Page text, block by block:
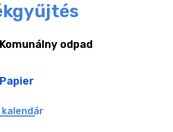
Komunálny odpad
Papier